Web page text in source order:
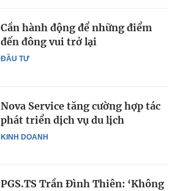
ĐẦU TƯ
Cần hành động để những điểm
đến đông vui trở lại
KINH DOANH
Nova Service tăng cường hợp tác
phát triển dịch vụ du lịch
PGS.TS Trần Đình Thiên: ‘Không